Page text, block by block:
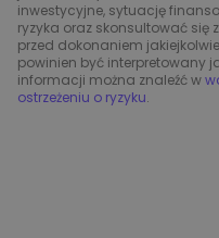
inwestycyjne, sytuację
ryzyka oraz skonsultować
przed dokonaniem
powinien być interpretowany
informacji można znaleźć w
ostrzeżeniu o ryzyku.